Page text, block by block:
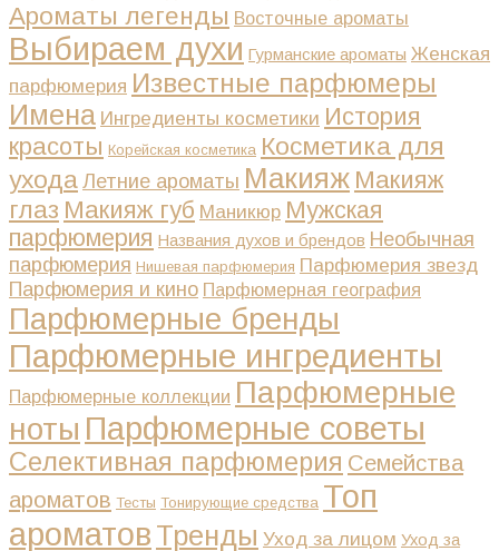
Ароматы легенды Восточные ароматы
Выбираем духи Гурманские ароматы Женская
парфюмерия Известные парфюмеры
Имена Ингредиенты косметики История
красоты Корейская косметика Косметика для
ухода Летние ароматы Макияж Макияж
глаз Макияж губ Маникюр Мужская
парфюмерия Названия духов и брендов Необычная
парфюмерия Нишевая парфюмерия Парфюмерия звезд
Парфюмерия и кино Парфюмерная география
Парфюмерные бренды
Парфюмерные ингредиенты
Парфюмерные коллекции Парфюмерные
ноты Парфюмерные советы
Селективная парфюмерия Семейства
ароматов Тесты Тонирующие средства Топ
ароматов Тренды Уход за лицом Уход за